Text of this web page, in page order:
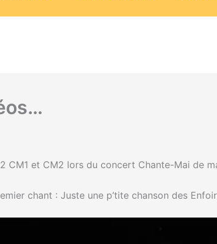
CM1 et CM2 lors du concert Chante-Mai de
chant : Juste une p’tite chanson des